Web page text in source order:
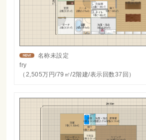
名称未設定
fry
（2,505万円/79㎡/2階建/表示回数37回）